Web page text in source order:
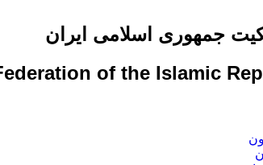
جمهوری اسلامی ایران
of the Islamic